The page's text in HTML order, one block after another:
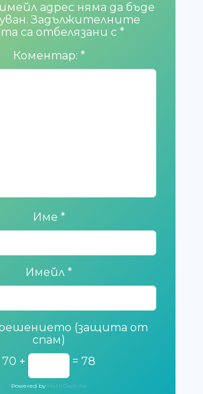
адрес няма да бъде
Задължителните
са отбелязани с *
Коментар: *
Име *
Имейл *
(защита от
спам)
70 +
= 78
Powered by MathCaptcha